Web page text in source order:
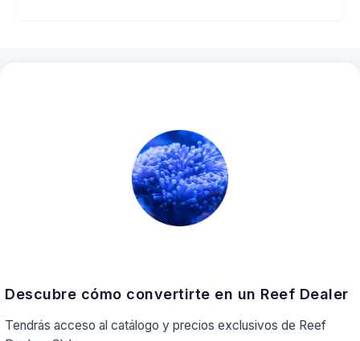
Descubre cómo convertirte en un Reef Dealer
Tendrás acceso al catálogo y precios exclusivos de Reef